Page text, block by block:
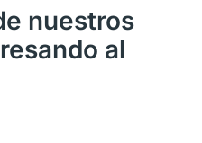
nuestros
al